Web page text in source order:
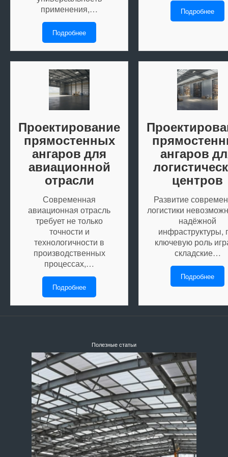
применения,…
Подробнее
Подробнее
Проектирование
прямостенных
ангаров для
авиационной
отрасли
Современная
авиационная отрасль
требует не только
точности и
технологичности в
производственных
процессах,…
Подробнее
ангаров
центров
Развитие
логистики
надёжной
инфраструктуры,
ключевую роль
складские…
Подробнее
Полезные статьи